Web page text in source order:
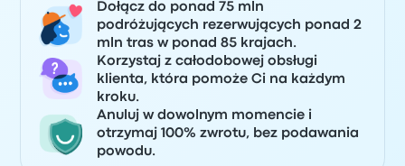
Dołącz do ponad 75 mln
podróżujących rezerwujących ponad 2
mln tras w ponad 85 krajach.
Korzystaj z całodobowej obsługi
klienta, która pomoże Ci na każdym
kroku.
Anuluj w dowolnym momencie i
otrzymaj 100% zwrotu, bez podawania
powodu.